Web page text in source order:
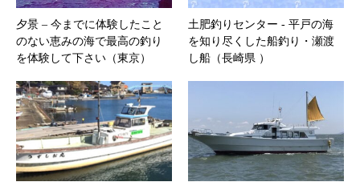
夕景 – 今までに体験したこと
のない恵みの海で最高の釣り
を体験して下さい（東京）
土肥釣りセンター ‐ 平戸の海
を知り尽くした船釣り・瀬渡
し船（長崎県 ）